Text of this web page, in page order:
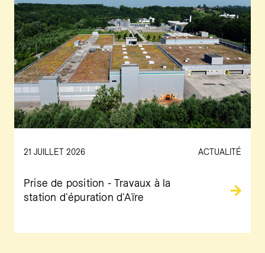
21 JUILLET 2026 ACTUALITÉ
Prise de position - Travaux à la
station d'épuration d'Aïre